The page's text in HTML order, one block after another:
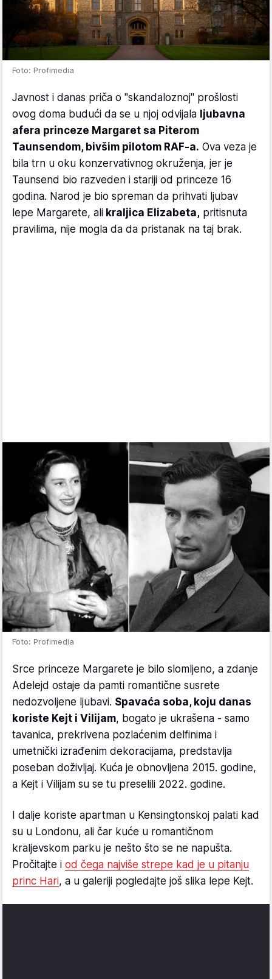
Foto: Profimedia
Javnost i danas priča o "skandaloznoj" prošlosti
ovog doma budući da se u njoj odvijala ljubavna
afera princeze Margaret sa Piterom
Taunsendom, bivšim pilotom RAF-a. Ova veza je
bila trn u oku konzervativnog okruženja, jer je
Taunsend bio razveden i stariji od princeze 16
godina. Narod je bio spreman da prihvati ljubav
lepe Margarete, ali kraljica Elizabeta, pritisnuta
pravilima, nije mogla da da pristanak na taj brak.
Foto: Profimedia
Srce princeze Margarete je bilo slomljeno, a zdanje
Adelejd ostaje da pamti romantične susrete
nedozvoljene ljubavi. Spavaća soba, koju danas
koriste Kejt i Vilijam, bogato je ukrašena - samo
tavanica, prekrivena pozlaćenim delfinima i
umetnički izrađenim dekoracijama, predstavlja
poseban doživljaj. Kuća je obnovljena 2015. godine,
a Kejt i Vilijam su se tu preselili 2022. godine.
I dalje koriste apartman u Kensingtonskoj palati kad
su u Londonu, ali čar kuće u romantičnom
kraljevskom parku je nešto što se ne napušta.
Pročitajte i od čega najviše strepe kad je u pitanju
princ Hari, a u galeriji pogledajte još slika lepe Kejt.